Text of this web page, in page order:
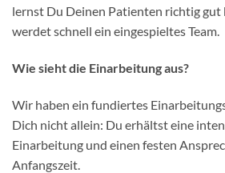
lernst Du Deinen Patienten richtig gut
werdet schnell ein eingespieltes Team.
Wie sieht die Einarbeitung aus?
Wir haben ein fundiertes
Dich nicht allein: Du erhältst eine
Einarbeitung und einen festen
Anfangszeit.